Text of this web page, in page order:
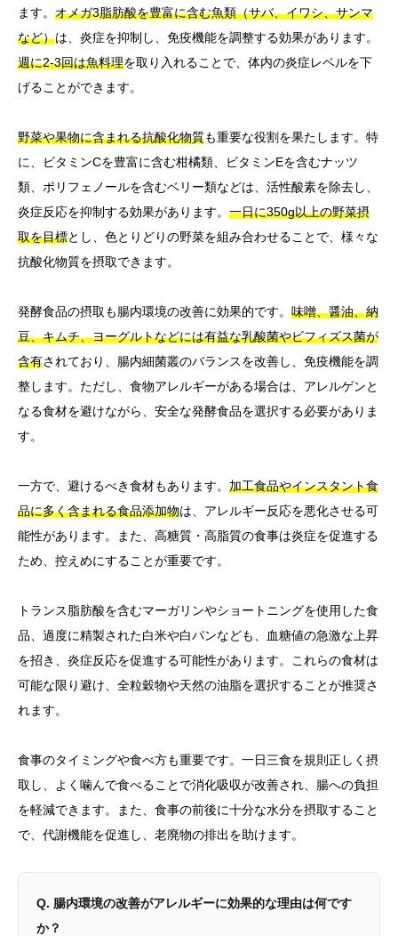
ます。 オメガ3脂肪酸を豊富に含む魚類（サバ、イワシ、サンマ
など）は、炎症を抑制し、免疫機能を調整する効果があります。
週に2-3回は魚料理を取り入れることで、体内の炎症レベルを下
げることができます。
野菜や果物に含まれる抗酸化物質も重要な役割を果たします。特
に、ビタミンCを豊富に含む柑橘類、ビタミンEを含むナッツ
類、ポリフェノールを含むベリー類などは、活性酸素を除去し、
炎症反応を抑制する効果があります。 一日に350g以上の野菜摂
取を目標とし、色とりどりの野菜を組み合わせることで、様々な
抗酸化物質を摂取できます。
発酵食品の摂取も腸内環境の改善に効果的です。 味噌、醤油、納
豆、キムチ、ヨーグルトなどには有益な乳酸菌やビフィズス菌が
含有されており、腸内細菌叢のバランスを改善し、免疫機能を調
整します。ただし、食物アレルギーがある場合は、アレルゲンと
なる食材を避けながら、安全な発酵食品を選択する必要がありま
す。
一方で、避けるべき食材もあります。 加工食品やインスタント食
品に多く含まれる食品添加物は、アレルギー反応を悪化させる可
能性があります。また、高糖質・高脂質の食事は炎症を促進する
ため、控えめにすることが重要です。
トランス脂肪酸を含むマーガリンやショートニングを使用した食
品、過度に精製された白米や白パンなども、血糖値の急激な上昇
を招き、炎症反応を促進する可能性があります。これらの食材は
可能な限り避け、全粒穀物や天然の油脂を選択することが推奨さ
れます。
食事のタイミングや食べ方も重要です。一日三食を規則正しく摂
取し、よく噛んで食べることで消化吸収が改善され、腸への負担
を軽減できます。また、食事の前後に十分な水分を摂取すること
で、代謝機能を促進し、老廃物の排出を助けます。
Q. 腸内環境の改善がアレルギーに効果的な理由は何です
か？